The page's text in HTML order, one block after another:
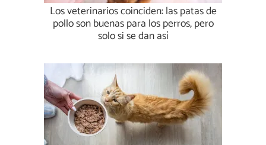
Los veterinarios coinciden: las patas de
pollo son buenas para los perros, pero
solo si se dan así